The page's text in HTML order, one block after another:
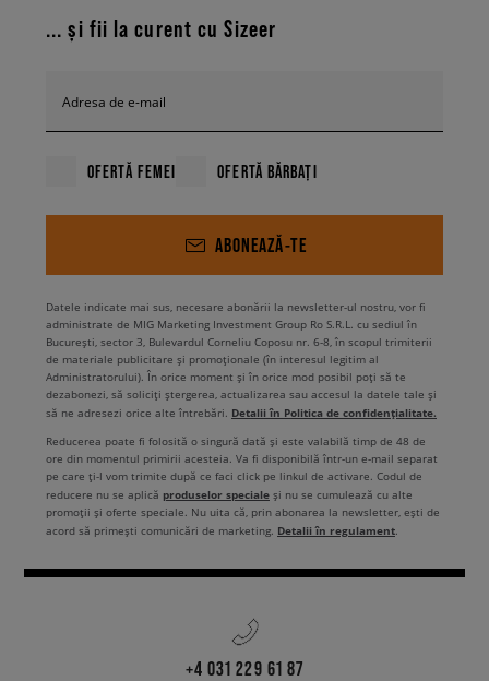
... și fii la curent cu Sizeer
Adresa de e-mail
OFERTĂ FEMEI OFERTĂ BĂRBAȚI
ABONEAZĂ-TE
Datele indicate mai sus, necesare abonării la newsletter-ul nostru, vor fi
administrate de MIG Marketing Investment Group Ro S.R.L. cu sediul în
București, sector 3, Bulevardul Corneliu Coposu nr. 6-8, în scopul trimiterii
de materiale publicitare și promoționale (în interesul legitim al
Administratorului). În orice moment și în orice mod posibil poți să te
dezabonezi, să soliciți ștergerea, actualizarea sau accesul la datele tale și
să ne adresezi orice alte întrebări. Detalii în Politica de confidențialitate.
Reducerea poate fi folosită o singură dată și este valabilă timp de 48 de
ore din momentul primirii acesteia. Va fi disponibilă într-un e-mail separat
pe care ți-l vom trimite după ce faci click pe linkul de activare. Codul de
reducere nu se aplică produselor speciale și nu se cumulează cu alte
promoții și oferte speciale. Nu uita că, prin abonarea la newsletter, ești de
acord să primești comunicări de marketing. Detalii în regulament.
+4 031 229 61 87